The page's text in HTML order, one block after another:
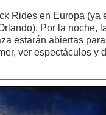
Rides en Europa (ya
Por la noche,
estarán abiertas
ver espectáculos y